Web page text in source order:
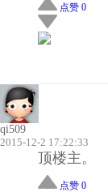
点赞 0
qi509
2015-12-2 17:22:33
顶楼主。
点赞 0